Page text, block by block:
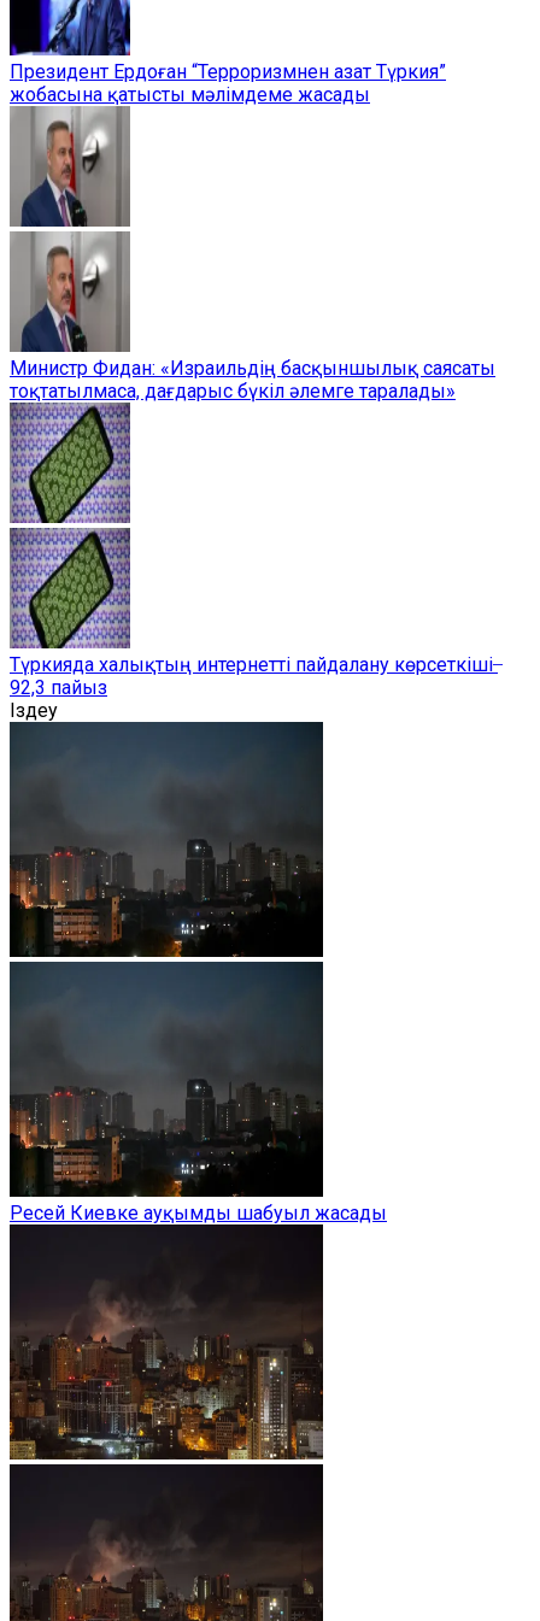
Президент Ердоған “Терроризмнен азат Түркия”
жобасына қатысты мәлімдеме жасады
Министр Фидан: «Израильдің басқыншылық саясаты
тоқтатылмаса, дағдарыс бүкіл әлемге таралады»
Түркияда халықтың интернетті пайдалану көрсеткіші ̶
92,3 пайыз
Іздеу
Ресей Киевке ауқымды шабуыл жасады